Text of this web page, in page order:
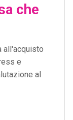
che
all'acquisto
e
al